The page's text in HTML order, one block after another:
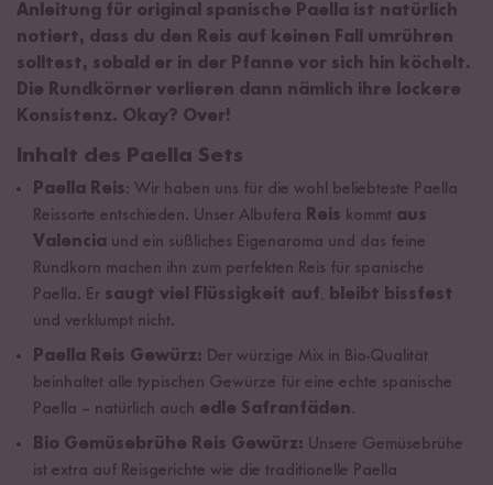
Anleitung für original spanische Paella ist natürlich
notiert, dass du den Reis auf keinen Fall umrühren
solltest, sobald er in der Pfanne vor sich hin köchelt.
Die Rundkörner verlieren dann nämlich ihre lockere
Konsistenz. Okay? Over!
Inhalt des Paella Sets
Paella Reis: Wir haben uns für die wohl beliebteste Paella
Reissorte entschieden. Unser Albufera Reis kommt aus
Valencia und ein süßliches Eigenaroma und das feine
Rundkorn machen ihn zum perfekten Reis für spanische
Paella. Er saugt viel Flüssigkeit auf,
bleibt bissfest
und verklumpt nicht.
Paella Reis Gewürz: Der würzige Mix in Bio-Qualität
beinhaltet alle typischen Gewürze für eine echte spanische
Paella – natürlich auch edle Safranfäden.
Bio Gemüsebrühe Reis Gewürz: Unsere Gemüsebrühe
ist extra auf Reisgerichte wie die traditionelle Paella